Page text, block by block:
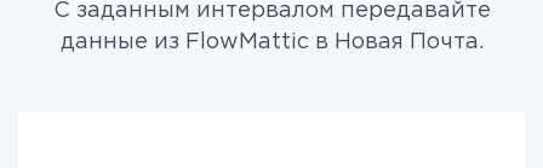
С заданным интервалом передавайте
данные из FlowMattic в Новая Почта.